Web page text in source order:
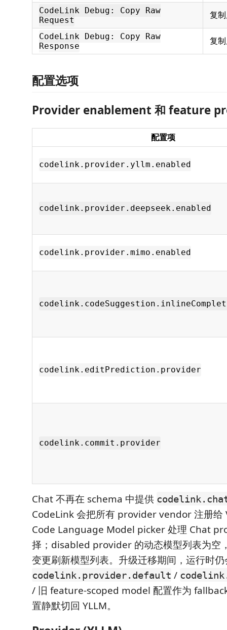
CodeLink Debug: Copy Raw
Request
复
CodeLink Debug: Copy Raw
Response
复
配置选项
Provider enablement 和 feature
配置项
codelink.provider.yllm.enabled
codelink.provider.deepseek.enabled
codelink.provider.mimo.enabled
codelink.editPrediction.provider
codelink.commit.provider
Chat 不再在 schema 中提供
CodeLink 会把所有 provider vendor 注册给
Code Language Model picker 处理 Chat
择；disabled provider 的动态模型列表为空
变更刷新模型列表。升级迁移期间，运行时
codelink.provider.default /
/ 旧 feature-scoped model 配置作为
置静默切回 YLLM。